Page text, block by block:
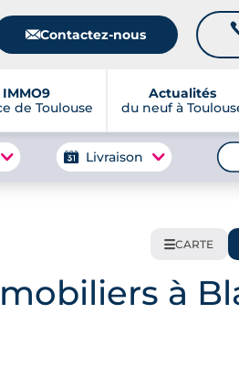
📧Contactez-nous
IMMO9
de Toulouse
Actualités
du neuf à
Livraison
🌍CARTE
à